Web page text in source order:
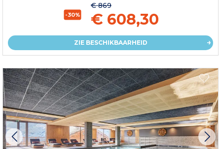
-30%
€ 869
€ 608,30
ZIE BESCHIKBAARHEID